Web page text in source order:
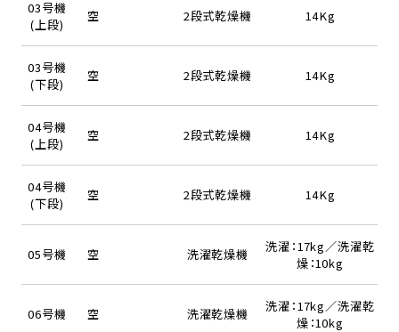
03号機
(上段)
空 2段式乾燥機 14Kg
03号機
(下段)
空 2段式乾燥機 14Kg
04号機
(上段)
空 2段式乾燥機 14Kg
04号機
(下段)
空 2段式乾燥機 14Kg
05号機 空 洗濯乾燥機
洗濯：17kg／洗濯乾
燥：10kg
06号機 空 洗濯乾燥機
洗濯：17kg／洗濯乾
燥：10kg